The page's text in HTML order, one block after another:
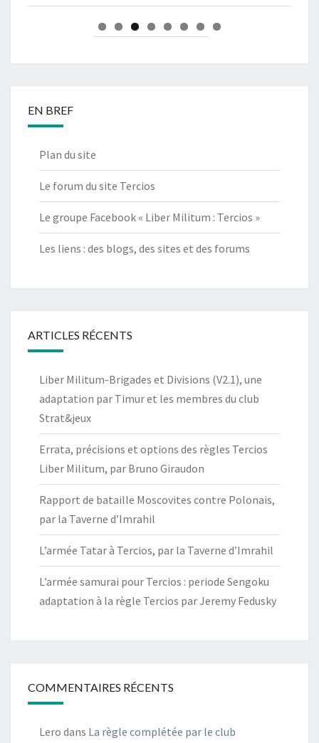
EN BREF
Plan du site
Le forum du site Tercios
Le groupe Facebook « Liber Militum : Tercios »
Les liens : des blogs, des sites et des forums
ARTICLES RÉCENTS
Liber Militum-Brigades et Divisions (V2.1), une
adaptation par Timur et les membres du club
Strat&jeux
Errata, précisions et options des règles Tercios
Liber Militum, par Bruno Giraudon
Rapport de bataille Moscovites contre Polonais,
par la Taverne d’Imrahil
L’armée Tatar à Tercios, par la Taverne d’Imrahil
L’armée samurai pour Tercios : periode Sengoku
adaptation à la règle Tercios par Jeremy Fedusky
COMMENTAIRES RÉCENTS
Lero dans La règle complétée par le club